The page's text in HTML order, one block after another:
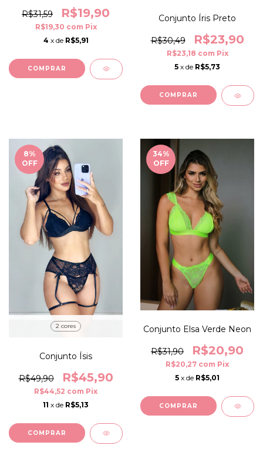
R$31,59 R$19,90
R$19,30 com Pix
4 x de R$5,91
COMPRAR
Conjunto Íris Preto
R$30,49 R$23,90
R$23,18 com Pix
5 x de R$5,73
COMPRAR
8%
OFF
2 cores
Conjunto Ísis
R$49,90 R$45,90
R$44,52 com Pix
11 x de R$5,13
COMPRAR
34%
OFF
Conjunto Elsa Verde Neon
R$31,90 R$20,90
R$20,27 com Pix
5 x de R$5,01
COMPRAR